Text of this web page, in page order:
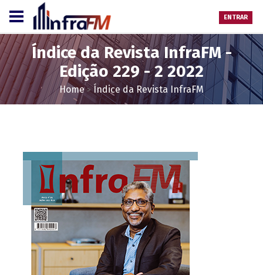
ENTRAR
Índice da Revista InfraFM -
Edição 229 - 2 2022
Home>Índice da Revista InfraFM